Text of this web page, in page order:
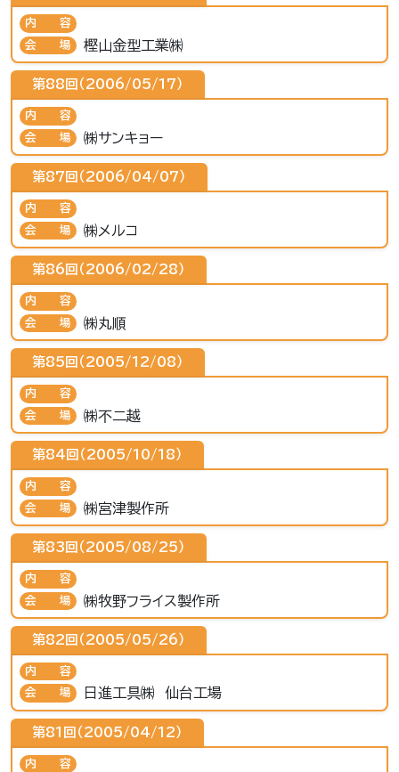
内容
会場
樫山金型工業㈱
第88回（2006/05/17）
内容
会場
㈱サンキョー
第87回（2006/04/07）
内容
会場
㈱メルコ
第86回（2006/02/28）
内容
会場
㈱丸順
第85回（2005/12/08）
内容
会場
㈱不二越
第84回（2005/10/18）
内容
会場
㈱宮津製作所
第83回（2005/08/25）
内容
会場
㈱牧野フライス製作所
第82回（2005/05/26）
内容
会場
日進工具㈱ 仙台工場
第81回（2005/04/12）
内容